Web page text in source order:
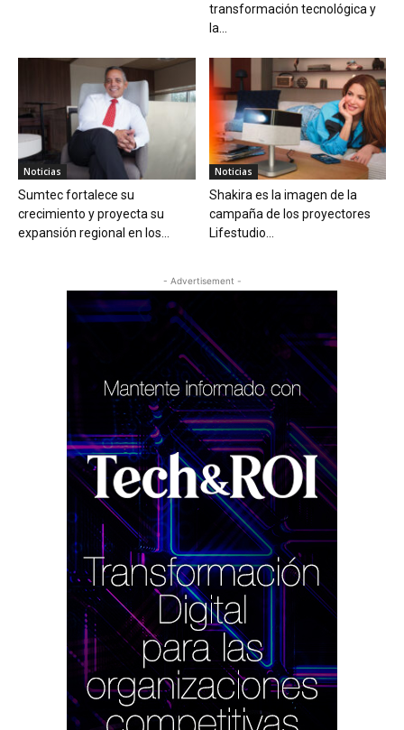
transformación tecnológica y
la...
Noticias
Sumtec fortalece su
crecimiento y proyecta su
expansión regional en los...
Noticias
Shakira es la imagen de la
campaña de los proyectores
Lifestudio...
- Advertisement -